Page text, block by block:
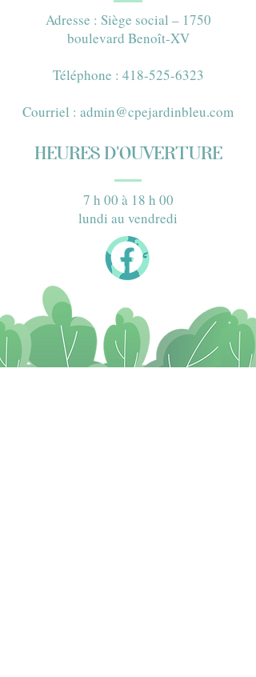
Adresse : Siège social – 1750
boulevard Benoît-XV​
Téléphone : 418-525-6323​
Courriel : admin@cpejardinbleu.com
HEURES D'OUVERTURE
7 h 00 à 18 h 00
lundi au vendredi